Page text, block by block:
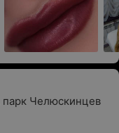
парк Челюскинцев